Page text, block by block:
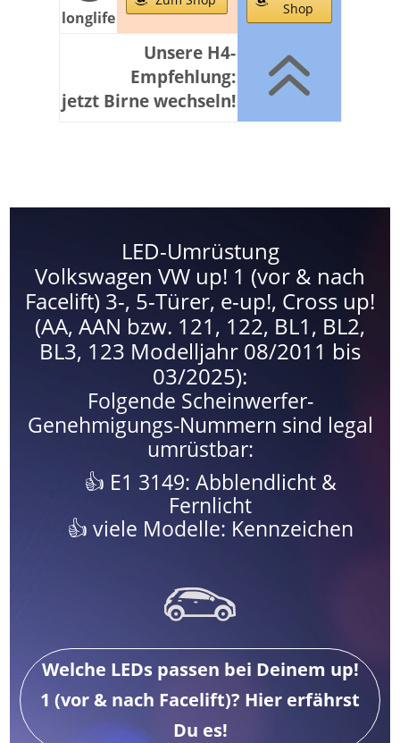
longlife Shop
Unsere H4-
Empfehlung:
jetzt Birne wechseln!
6
LED-Umrüstung
Volkswagen VW up! 1 (vor & nach
Facelift) 3-, 5-Türer, e-up!, Cross up!
(AA, AAN bzw. 121, 122, BL1, BL2,
BL3, 123 Modelljahr 08/2011 bis
03/2025):
Folgende Scheinwerfer-
Genehmigungs-Nummern sind legal
umrüstbar:
E1 3149: Abblendlicht &
Fernlicht
viele Modelle: Kennzeichen
Welche LEDs passen bei Deinem up!
1 (vor & nach Facelift)? Hier erfährst
Du es!